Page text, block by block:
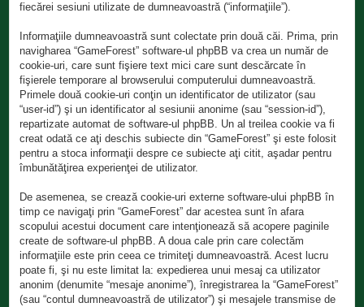
fiecărei sesiuni utilizate de dumneavoastră (“informaţiile”).
Informaţiile dumneavoastră sunt colectate prin două căi. Prima, prin
navigharea “GameForest” software-ul phpBB va crea un număr de
cookie-uri, care sunt fişiere text mici care sunt descărcate în
fişierele temporare al browserului computerului dumneavoastră.
Primele două cookie-uri conţin un identificator de utilizator (sau
“user-id”) şi un identificator al sesiunii anonime (sau “session-id”),
repartizate automat de software-ul phpBB. Un al treilea cookie va fi
creat odată ce aţi deschis subiecte din “GameForest” şi este folosit
pentru a stoca informaţii despre ce subiecte aţi citit, aşadar pentru
îmbunătăţirea experienţei de utilizator.
De asemenea, se crează cookie-uri externe software-ului phpBB în
timp ce navigaţi prin “GameForest” dar acestea sunt în afara
scopului acestui document care intenţionează să acopere paginile
create de software-ul phpBB. A doua cale prin care colectăm
informaţiile este prin ceea ce trimiteţi dumneavoastră. Acest lucru
poate fi, şi nu este limitat la: expedierea unui mesaj ca utilizator
anonim (denumite “mesaje anonime”), înregistrarea la “GameForest”
(sau “contul dumneavoastră de utilizator”) şi mesajele transmise de